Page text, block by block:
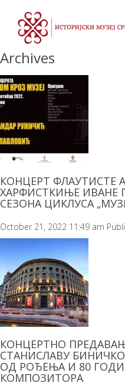
Archives
КОНЦЕРТ ФЛАУТИСТЕ
ХАРФИСТКИЊЕ ИВАНЕ
СЕЗОНА ЦИКЛУСА
October 21, 2022 11:49 am
КОНЦЕРТНО
СТАНИСЛАВУ
ОД РОЂЕЊА И 80
КОМПОЗИТОРА